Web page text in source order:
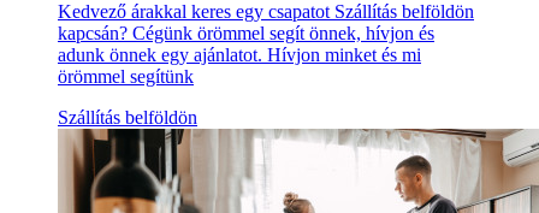
Kedvező árakkal keres egy csapatot Szállítás belföldön
kapcsán? Cégünk örömmel segít önnek, hívjon és
adunk önnek egy ajánlatot. Hívjon minket és mi
örömmel segítünk
Szállítás belföldön